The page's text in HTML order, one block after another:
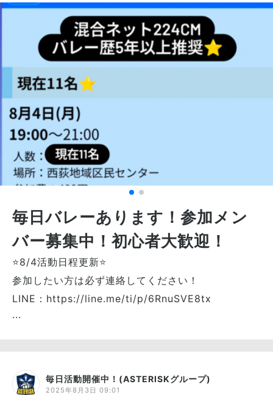
毎日バレーあります！参加メン
バー募集中！初心者大歓迎！
⭐8/4活動日程更新⭐
参加したい方は必ず連絡してください！
LINE：https://line.me/ti/p/6RnuSVE8tx
...
毎日活動開催中！(ASTERISKグループ)
2025年8月3日 09:01